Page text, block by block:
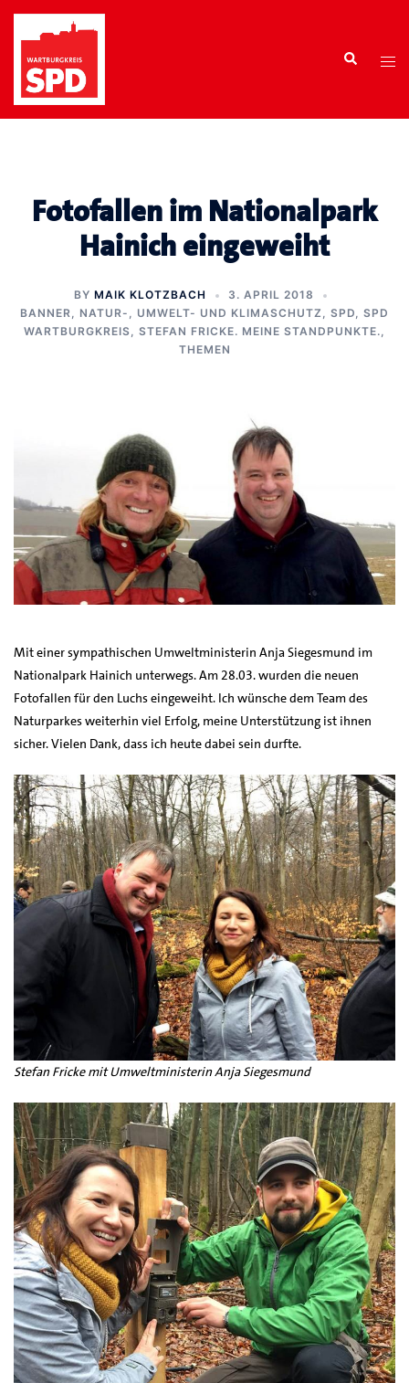
Zum
springen
Search
Fotofallen im Nationalpark
Hainich eingeweiht
BY MAIK KLOTZBACH
3. APRIL 2018
BANNER, NATUR-, UMWELT- UND KLIMASCHUTZ , SPD, SPD
WARTBURGKREIS, STEFAN FRICKE. MEINE STANDPUNKTE.,
THEMEN
Mit einer sympathischen Umweltministerin Anja Siegesmund im
Nationalpark Hainich unterwegs. Am 28.03. wurden die neuen
Fotofallen für den Luchs eingeweiht. Ich wünsche dem Team des
Naturparkes weiterhin viel Erfolg, meine Unterstützung ist ihnen
sicher. Vielen Dank, dass ich heute dabei sein durfte.
Stefan Fricke mit Umweltministerin Anja Siegesmund